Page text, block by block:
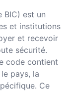
BIC) est un
et institutions
et recevoir
sécurité.
code contient
pays, la
Ce